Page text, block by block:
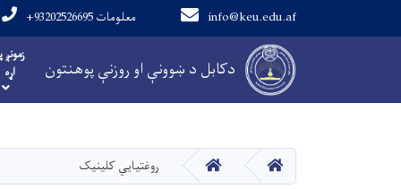
دکابل د ښوونې او روزنې پوهنتون
info@keu.edu.af +93202526695 معلومات
Main navigation
زمونږ
اړه
کور کور روغتیایي کلینیک